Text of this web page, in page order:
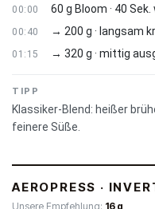
00:00 60 g Bloom · 40
00:40 → 200 g · langsam
01:15 → 320 g · mittig
TIPP
Klassiker-Blend: heißer
feinere Süße.
AEROPRESS ·
Unsere Empfehlung: 16 g